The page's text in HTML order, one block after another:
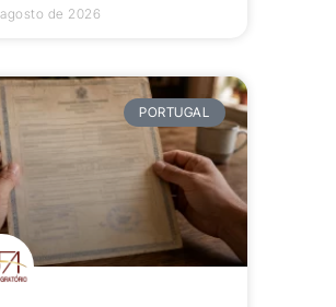
de 2026
PORTUGAL